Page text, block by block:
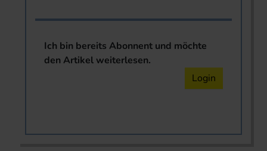
Ich bin bereits Abonnent und möchte
den Artikel weiterlesen.
Login